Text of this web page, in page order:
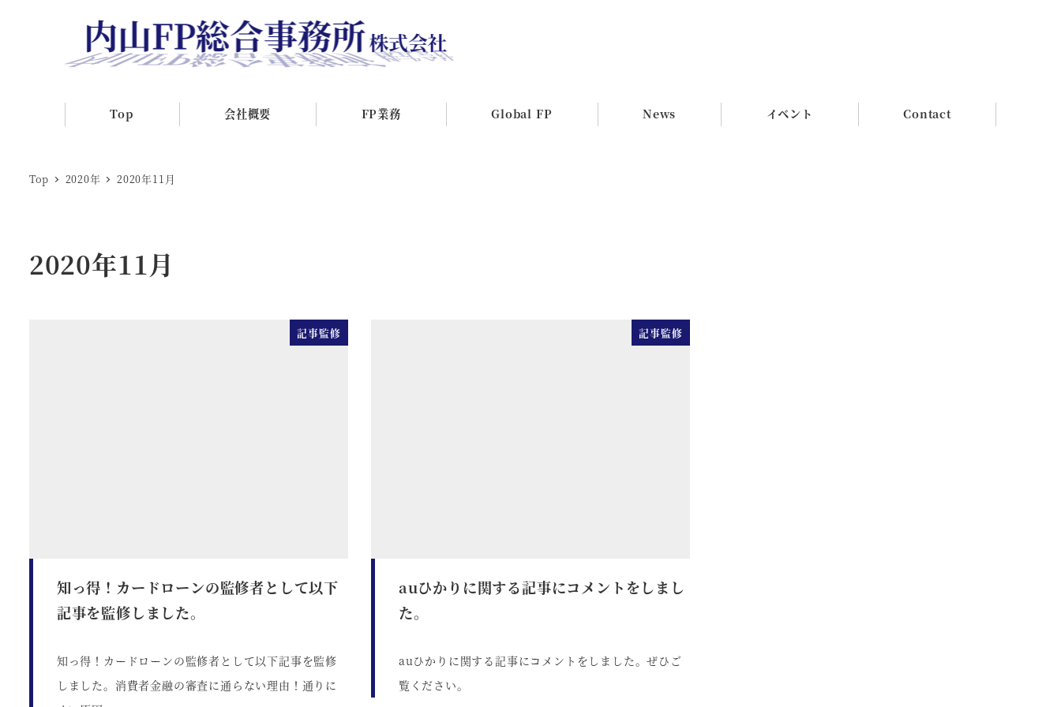
Top 会社概要 FP業務 Global FP News イベント Contact
Top 2020年 2020年11月
2020年11月
記事監修
知っ得！カードローンの監修者として以下
記事を監修しました。
知っ得！カードローンの監修者として以下記事を監修
しました。消費者金融の審査に通らない理由！通りに
記事監修
auひかりに関する記事にコメントをしまし
た。
auひかりに関する記事にコメントをしました。ぜひご
覧ください。